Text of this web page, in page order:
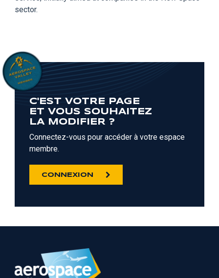
sector.
C'EST VOTRE PAGE
ET VOUS SOUHAITEZ
LA MODIFIER ?
Connectez-vous pour accéder à votre espace
membre.
CONNEXION